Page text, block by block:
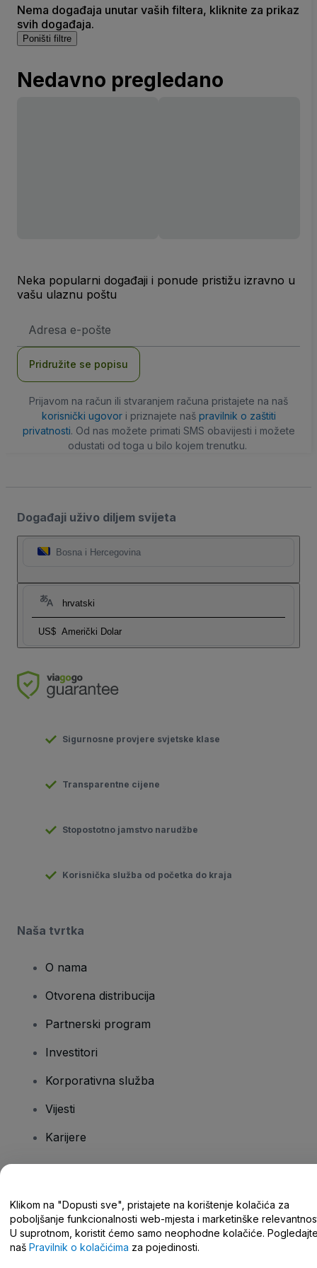
Nema događaja unutar vaših filtera, kliknite za prikaz
svih događaja.
Poništi filtre
Nedavno pregledano
Neka popularni događaji i ponude pristižu izravno u
vašu ulaznu poštu
mail
Pridružite se popisu
Prijavom na račun ili stvaranjem računa pristajete na naš
korisnički ugovori priznajete naš pravilnik o zaštiti
privatnosti. Od nas možete primati SMS obavijesti i možete
odustati od toga u bilo kojem trenutku.
Događaji uživo diljem svijeta
Bosna i Hercegovina
hrvatski
US$ Američki Dolar
Sigurnosne provjere svjetske klase
Transparentne cijene
Stopostotno jamstvo narudžbe
Korisnička služba od početka do kraja
Naša tvrtka
O nama
Otvorena distribucija
Partnerski program
Investitori
Korporativna služba
Vijesti
Karijere
Centar za pomoć/kontaktirajte nas
Klikom na "Dopusti sve", pristajete na korištenje kolačića za
poboljšanje funkcionalnosti web-mjesta i marketinške
U suprotnom, koristit ćemo samo neophodne kolačiće.
naš Pravilnik o kolačićima za pojedinosti.